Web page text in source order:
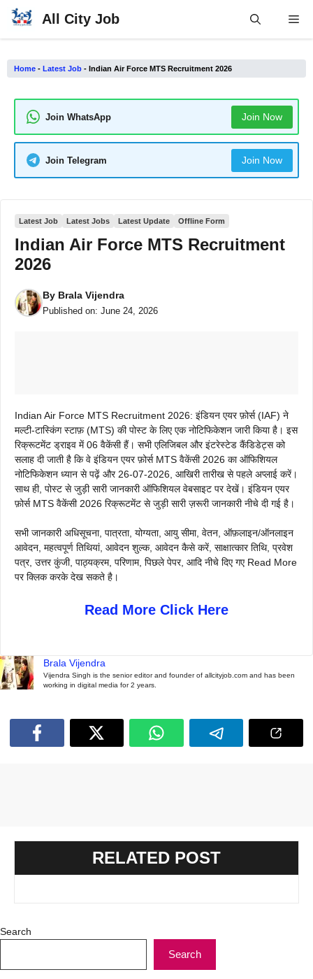
Skip
All City Job
Home - Latest Job - Indian Air Force MTS Recruitment 2026
Join WhatsApp Join Now
Join Telegram Join Now
Latest Job Latest Jobs Latest Update Offline Form
Indian Air Force MTS Recruitment
2026
By Brala Vijendra
Published on: June 24, 2026
Indian Air Force MTS Recruitment 2026: इंडियन एयर फ़ोर्स (IAF) ने
मल्टी-टास्किंग स्टाफ़ (MTS) की पोस्ट के लिए एक नोटिफिकेशन जारी किया है। इस
रिक्रूटमेंट ड्राइव में 06 वैकेंसी हैं। सभी एलिजिबल और इंटरेस्टेड कैंडिडेट्स को
सलाह दी जाती है कि वे इंडियन एयर फ़ोर्स MTS वैकेंसी 2026 का ऑफिशियल
नोटिफिकेशन ध्यान से पढ़ें और 26-07-2026, आखिरी तारीख से पहले अप्लाई करें।
साथ ही, पोस्ट से जुड़ी सारी जानकारी ऑफिशियल वेबसाइट पर देखें। इंडियन एयर
फ़ोर्स MTS वैकेंसी 2026 रिक्रूटमेंट से जुड़ी सारी ज़रूरी जानकारी नीचे दी गई है।
सभी जानकारी अधिसूचना, पात्रता, योग्यता, आयु सीमा, वेतन, ऑफ़लाइन/ऑनलाइन
आवेदन, महत्वपूर्ण तिथियां, आवेदन शुल्क, आवेदन कैसे करें, साक्षात्कार तिथि, प्रवेश
पत्र, उत्तर कुंजी, पाठ्यक्रम, परिणाम, पिछले पेपर, आदि नीचे दिए गए Read More
पर क्लिक करके देख सकते है।
Read More Click Here
Brala Vijendra
Vijendra Singh is the senior editor and founder of allcityjob.com and has been
working in digital media for 2 years.
RELATED POST
Search
Search